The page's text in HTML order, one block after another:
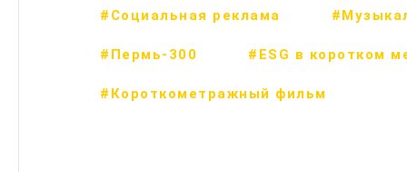
#Социальная реклама
#Пермь-300 #ESG в коротком
#Короткометражный фильм